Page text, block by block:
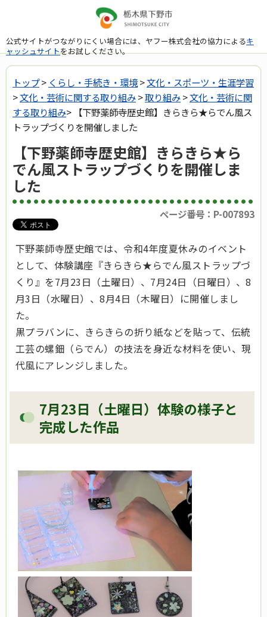
公式サイトがつながりにくい場合には、ヤフー株式会社の協力によるキ
ャッシュサイトをお試しください。
トップ> くらし・手続き・環境>文化・スポーツ・生涯学習
>文化・芸術に関する取り組み>取り組み>文化・芸術に関
する取り組み> 【下野薬師寺歴史館】きらきら★らでん風ス
トラップづくりを開催しました
【下野薬師寺歴史館】きらきら★ら
でん風ストラップづくりを開催しま
した
ページ番号：P-007893
下野薬師寺歴史館では、令和4年度夏休みのイベント
として、体験講座『きらきら★らでん風ストラップづ
くり』を7月23日（土曜日）、7月24日（日曜日）、8
月3日（水曜日）、8月4日（木曜日）に開催しまし
た。
黒プラバンに、きらきらの折り紙などを貼って、伝統
工芸の螺鈿（らでん）の技法を身近な材料を使い、現
代風にアレンジしました。
7月23日（土曜日）体験の様子と
完成した作品